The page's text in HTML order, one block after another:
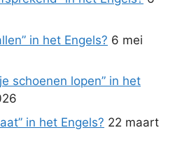
in het Engels? 6 mei
schoenen lopen” in het
in het Engels? 22 maart